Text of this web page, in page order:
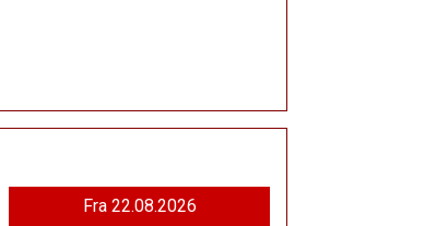
Fra 22.08.2026